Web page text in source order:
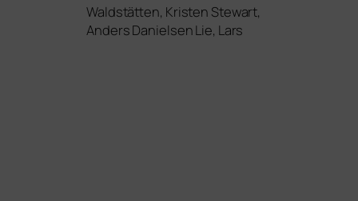
Waldstätten, Kristen Stewart,
Anders Danielsen Lie, Lars